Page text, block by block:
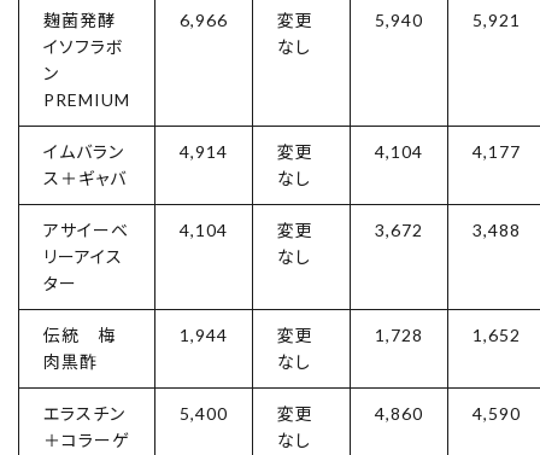
麹菌発酵
イソフラボ
ン
PREMIUM
6,966
変更
なし
5,940 5,921
イムバラン
ス＋ギャバ
4,914
変更
なし
4,104 4,177
アサイーベ
リーアイス
ター
4,104
変更
なし
3,672 3,488
伝統 梅
肉黒酢
1,944
変更
なし
1,728 1,652
エラスチン
＋コラーゲ
5,400
変更
なし
4,860 4,590